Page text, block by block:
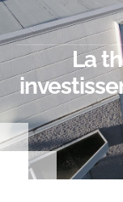
La